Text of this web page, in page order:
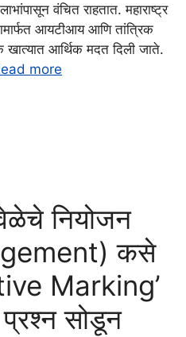
वंचित राहतात. महाराष्ट्र
आयटीआय आणि तांत्रिक
खात्यात आर्थिक मदत दिली जाते.
more
वेळेचे नियोजन
कसे
Marking’
सोडून